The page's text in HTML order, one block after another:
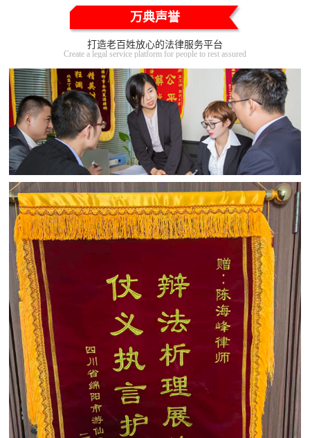
万典声誉
打造老百姓放心的法律服务平台
Create a legal service platform for people to rest assured